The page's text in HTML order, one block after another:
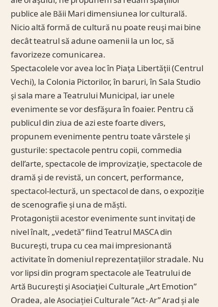
publice ale Băii Mari dimensiunea lor culturală.
Nicio altă formă de cultură nu poate reuşi mai bine
decât teatrul să adune oamenii la un loc, să
favorizeze comunicarea.
Spectacolele vor avea loc în Piaţa Libertăţii (Centrul
Vechi), la Colonia Pictorilor, în baruri, în Sala Studio
şi sala mare a Teatrului Municipal, iar unele
evenimente se vor desfăşura în foaier. Pentru că
publicul din ziua de azi este foarte divers,
propunem evenimente pentru toate vârstele şi
gusturile: spectacole pentru copii, commedia
dell’arte, spectacole de improvizaţie, spectacole de
dramă şi de revistă, un concert, performance,
spectacol-lectură, un spectacol de dans, o expoziţie
de scenografie și una de măști.
Protagoniştii acestor evenimente sunt invitaţi de
nivel înalt, „vedetă” fiind Teatrul MASCA din
Bucureşti, trupa cu cea mai impresionantă
activitate în domeniul reprezentaţiilor stradale. Nu
vor lipsi din program spectacole ale Teatrului de
Artă Bucureşti şi Asociaţiei Culturale „Art Emotion”
Oradea, ale Asociației Culturale ”Act- Ar” Arad și ale